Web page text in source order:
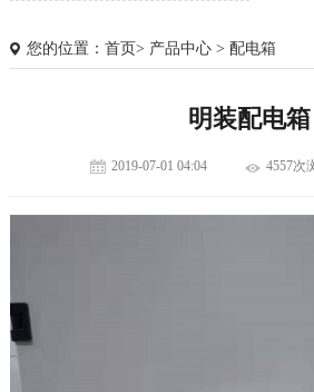
您的位置： 首页> 产品中心> 配电箱
明装配电箱
2019-07-01 04:04 4557次